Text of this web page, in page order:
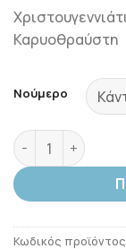
Καρυοθραύστη
Νούμερο
THE
Κωδικός